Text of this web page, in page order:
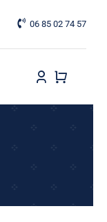
06 85 02 74 57